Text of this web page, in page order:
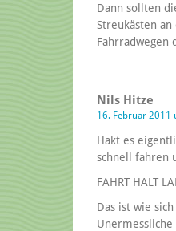
Dann sollten
Streukästen
Nils Hitze
16. Februar 2011
Hakt es
schnell fahren
FAHRT HALT
Das ist wie